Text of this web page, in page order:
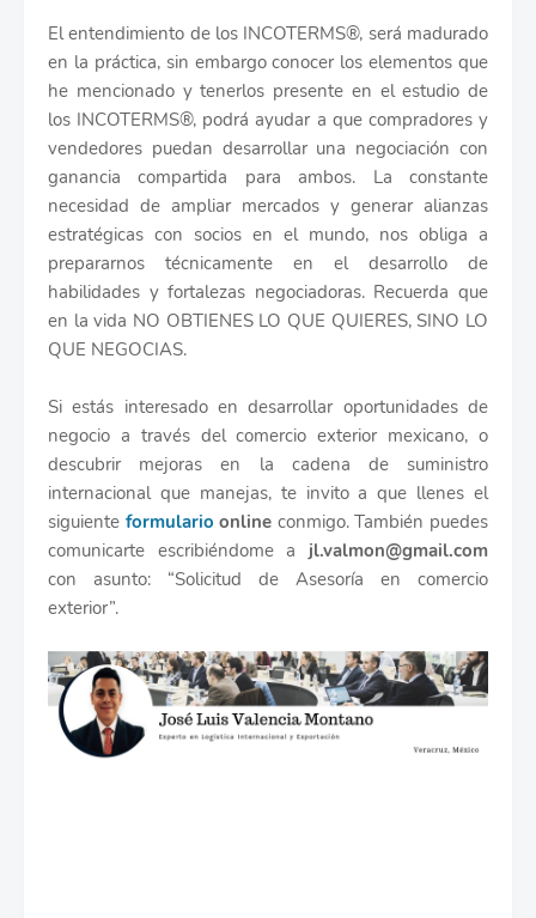
El entendimiento de los INCOTERMS®, será madurado
en la práctica, sin embargo conocer los elementos que
he mencionado y tenerlos presente en el estudio de
los INCOTERMS®, podrá ayudar a que compradores y
vendedores puedan desarrollar una negociación con
ganancia compartida para ambos. La constante
necesidad de ampliar mercados y generar alianzas
estratégicas con socios en el mundo, nos obliga a
prepararnos técnicamente en el desarrollo de
habilidades y fortalezas negociadoras. Recuerda que
en la vida NO OBTIENES LO QUE QUIERES, SINO LO
QUE NEGOCIAS.
Si estás interesado en desarrollar oportunidades de
negocio a través del comercio exterior mexicano, o
descubrir mejoras en la cadena de suministro
internacional que manejas, te invito a que llenes el
siguiente formulario online conmigo. También puedes
comunicarte escribiéndome a jl.valmon@gmail.com
con asunto: “Solicitud de Asesoría en comercio
exterior”.